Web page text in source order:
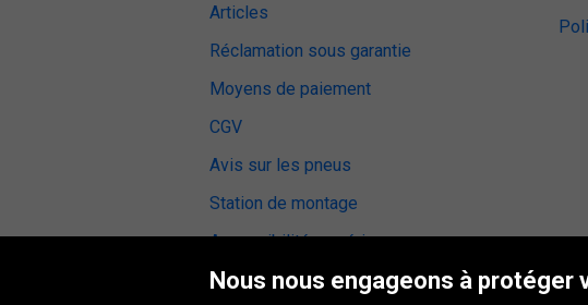
Articles
Réclamation sous garantie
Moyens de paiement
CGV
Avis sur les pneus
Station de montage
Accessibilité numérique
Nous nous engageons à protéger